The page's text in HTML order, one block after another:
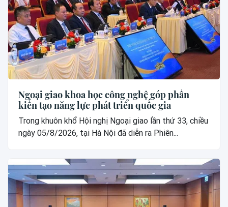
Ngoại giao khoa học công nghệ góp phần
kiến tạo năng lực phát triển quốc gia
Trong khuôn khổ Hội nghị Ngoại giao lần thứ 33, chiều
ngày 05/8/2026, tại Hà Nội đã diễn ra Phiên...